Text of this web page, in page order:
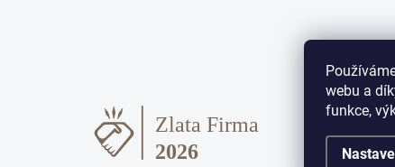
webu a
funkce,